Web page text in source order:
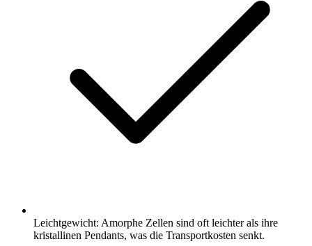
Leichtgewicht: Amorphe Zellen sind oft leichter als ihre
kristallinen Pendants, was die Transportkosten senkt.